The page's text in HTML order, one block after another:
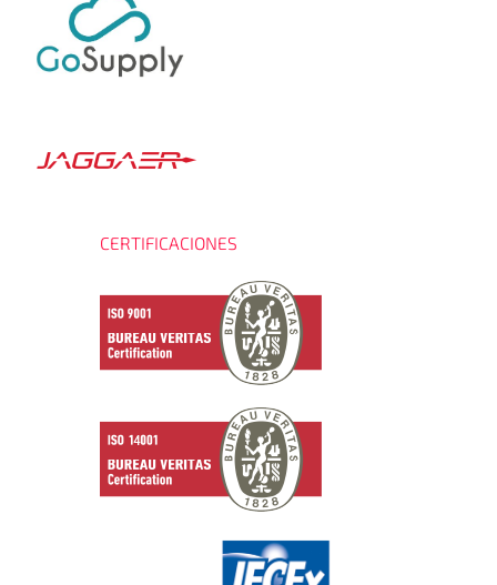
CERTIFICACIONES